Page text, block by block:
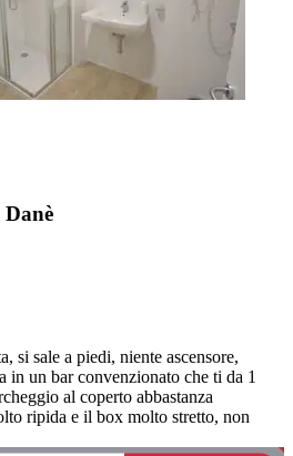
Danè
si sale a piedi, niente ascensore,
in un bar convenzionato che ti da 1
al coperto abbastanza
ripida e il box molto stretto, non